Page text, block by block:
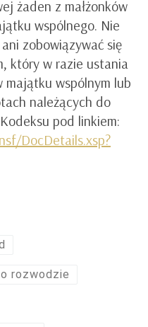
żaden z małżonków
wspólnego. Nie
zobowiązywać się
który w razie ustania
majątku wspólnym lub
należących do
pod linkiem:
DocDetails.xsp?
rozwodzie